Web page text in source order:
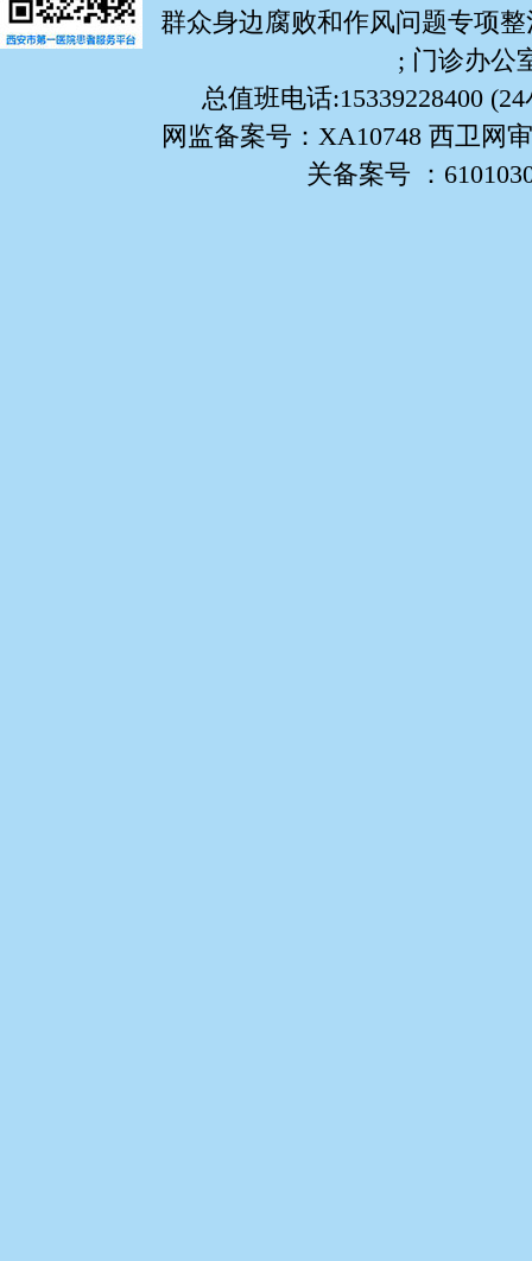
群众身边腐败和作风问题专项
; 门诊办公
总值班电话:15339228400
网监备案号：XA10748 西卫网
关备案号 ：